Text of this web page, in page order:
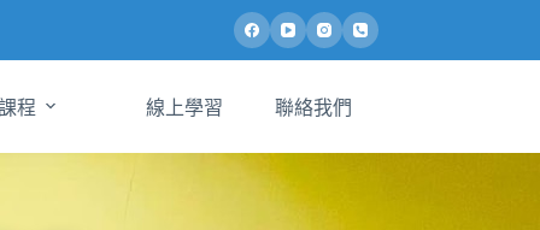
程 線上學習 聯絡我們